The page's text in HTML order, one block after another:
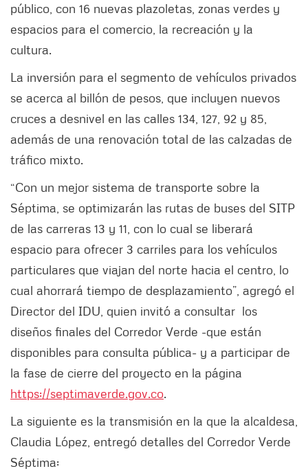
público, con 16 nuevas plazoletas, zonas verdes y
espacios para el comercio, la recreación y la
cultura.
La inversión para el segmento de vehículos privados
se acerca al billón de pesos, que incluyen nuevos
cruces a desnivel en las calles 134, 127, 92 y 85,
además de una renovación total de las calzadas de
tráfico mixto.
“Con un mejor sistema de transporte sobre la
Séptima, se optimizarán las rutas de buses del SITP
de las carreras 13 y 11, con lo cual se liberará
espacio para ofrecer 3 carriles para los vehículos
particulares que viajan del norte hacia el centro, lo
cual ahorrará tiempo de desplazamiento”, agregó el
Director del IDU, quien invitó a consultar los
diseños finales del Corredor Verde -que están
disponibles para consulta pública- y a participar de
la fase de cierre del proyecto en la página
https://septimaverde.gov.co.
La siguiente es la transmisión en la que la alcaldesa,
Claudia López, entregó detalles del Corredor Verde
Séptima: